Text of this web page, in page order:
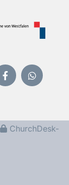
ChurchDesk-